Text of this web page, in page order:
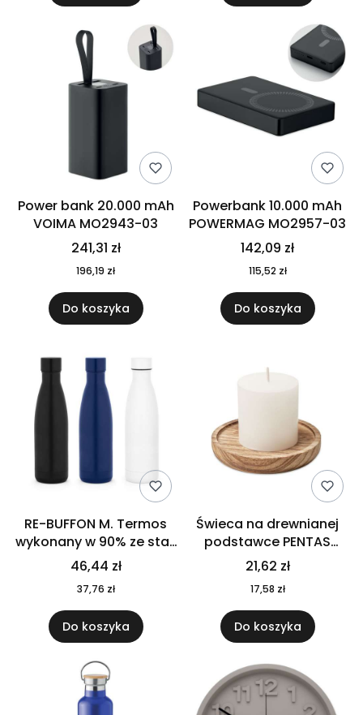
Power bank 20.000 mAh
VOIMA MO2943-03
241,31 zł
196,19 zł
Do koszyka
Powerbank 10.000 mAh
POWERMAG MO2957-03
142,09 zł
115,52 zł
Do koszyka
RE-BUFFON M. Termos
wykonany w 90% ze stali
nierdzewnej
pochodzącej z
recyklingu 520 ml 94294
46,44 zł
37,76 zł
Do koszyka
Świeca na drewnianej
podstawce PENTAS
MO6282-40
21,62 zł
17,58 zł
Do koszyka